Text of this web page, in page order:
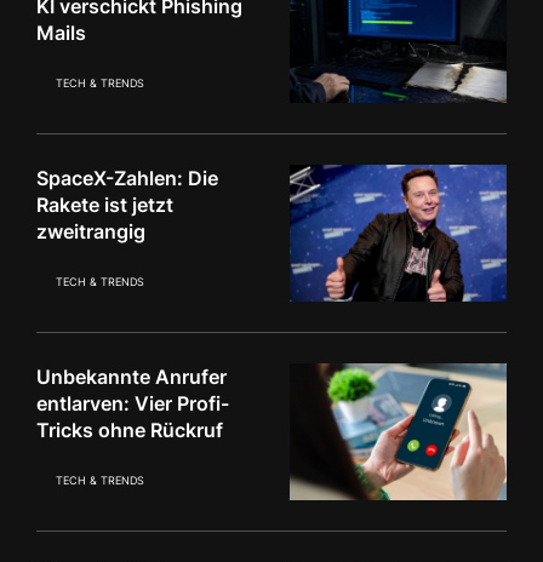
KI verschickt Phishing
Mails
TECH & TRENDS
SpaceX-Zahlen: Die
Rakete ist jetzt
zweitrangig
TECH & TRENDS
Unbekannte Anrufer
entlarven: Vier Profi-
Tricks ohne Rückruf
TECH & TRENDS